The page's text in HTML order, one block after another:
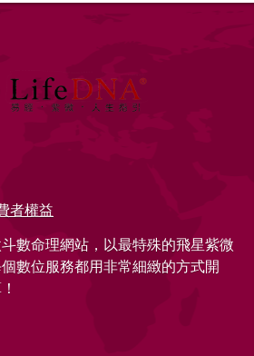
者權益
數命理網站，以最特殊的飛星紫微
數位服務都用非常細緻的方式開